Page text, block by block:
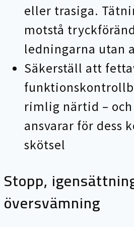
eller trasiga.
motstå
ledningarna utan
Säkerställ att
rimlig närtid –
ansvarar för dess
skötsel
Stopp,
översvämning